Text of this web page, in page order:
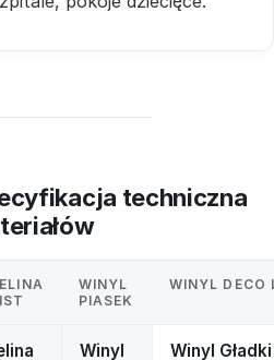
techniczna
WINYL
PIASEK
WINYL DECO
Winyl Winyl Gładki